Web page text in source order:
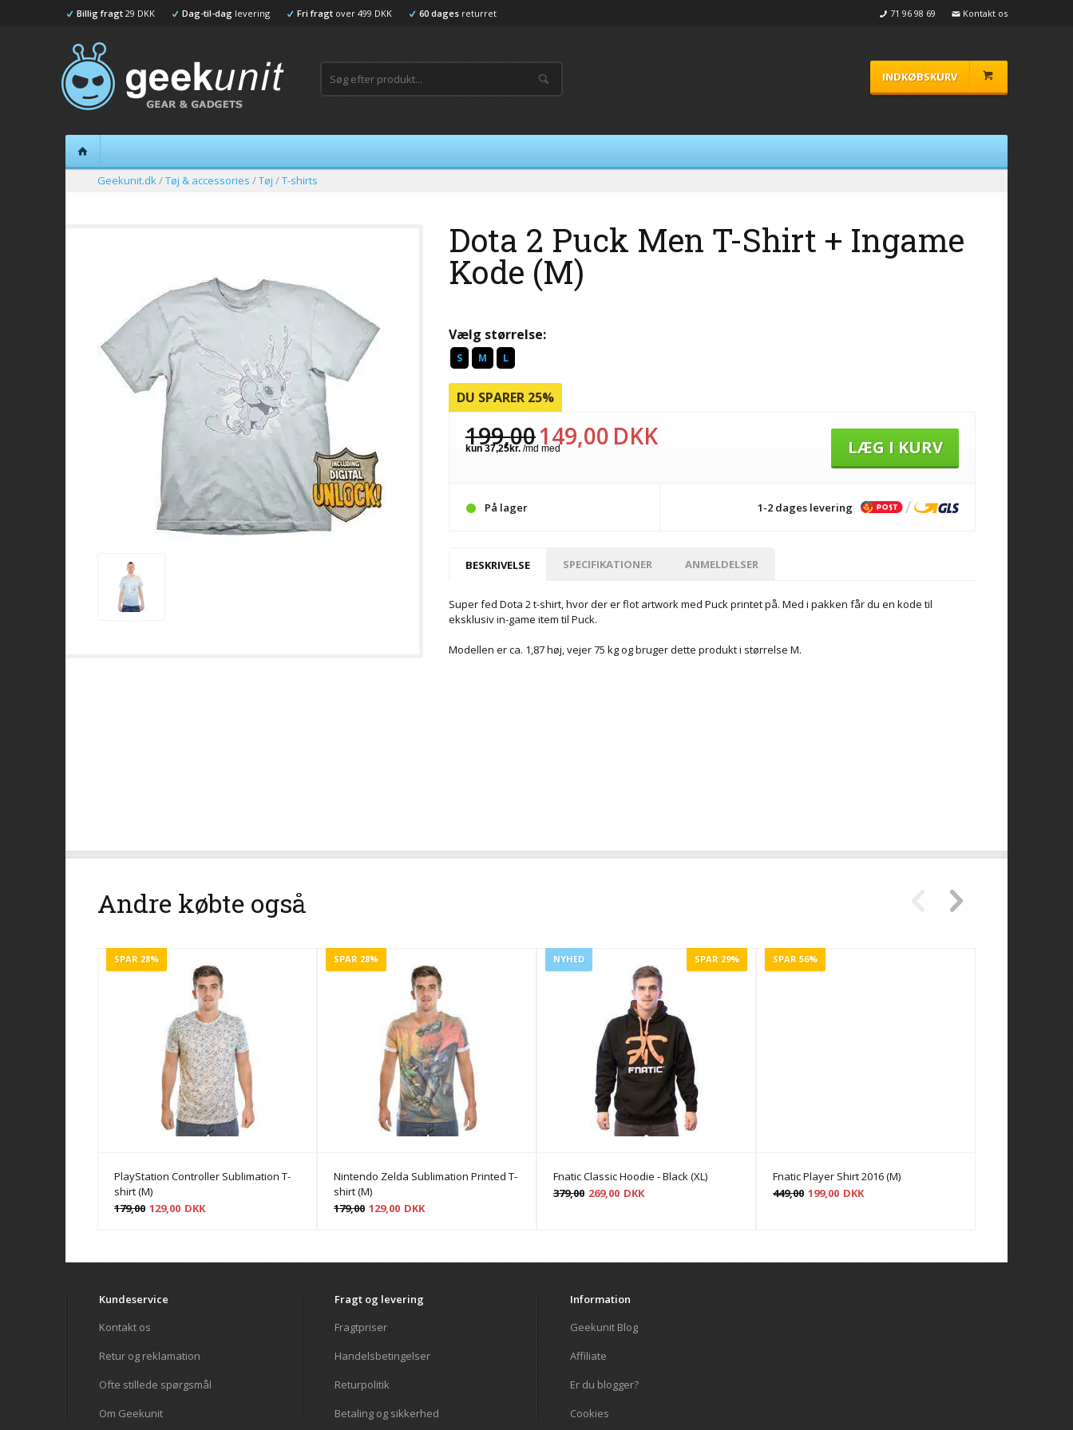
Billig fragt 29 DKK Dag-til-dag levering Fri fragt over 499 DKK 60 dages returret 71 96 98 69 Kontakt os
INDKØBSKURV
Geekunit.dk/Tøj & accessories /Tøj /T-shirts
Dota 2 Puck Men T-Shirt + Ingame
Kode (M)
Vælg størrelse:
S M L
DU SPARER 25%
199,00149,00 DKK LÆG I KURV
På lager 1-2 dages levering
BESKRIVELSE SPECIFIKATIONER ANMELDELSER
Super fed Dota 2 t-shirt, hvor der er flot artwork med Puck printet på. Med i pakken får du en kode til
eksklusiv in-game item til Puck.
Modellen er ca. 1,87 høj, vejer 75 kg og bruger dette produkt i størrelse M.
Andre købte også
SPAR 28%
PlayStation Controller Sublimation T-
shirt (M)
179,00 129,00 DKK
SPAR 28%
Nintendo Zelda Sublimation Printed T-
shirt (M)
179,00 129,00 DKK
NYHED SPAR 29%
Fnatic Classic Hoodie - Black (XL)
379,00 269,00 DKK
SPAR 56%
Fnatic Player Shirt 2016 (M)
449,00 199,00 DKK
Kundeservice
Kontakt os
Retur og reklamation
Ofte stillede spørgsmål
Om Geekunit
Fragt og levering
Fragtpriser
Handelsbetingelser
Returpolitik
Betaling og sikkerhed
Information
Geekunit Blog
Affiliate
Er du blogger?
Cookies